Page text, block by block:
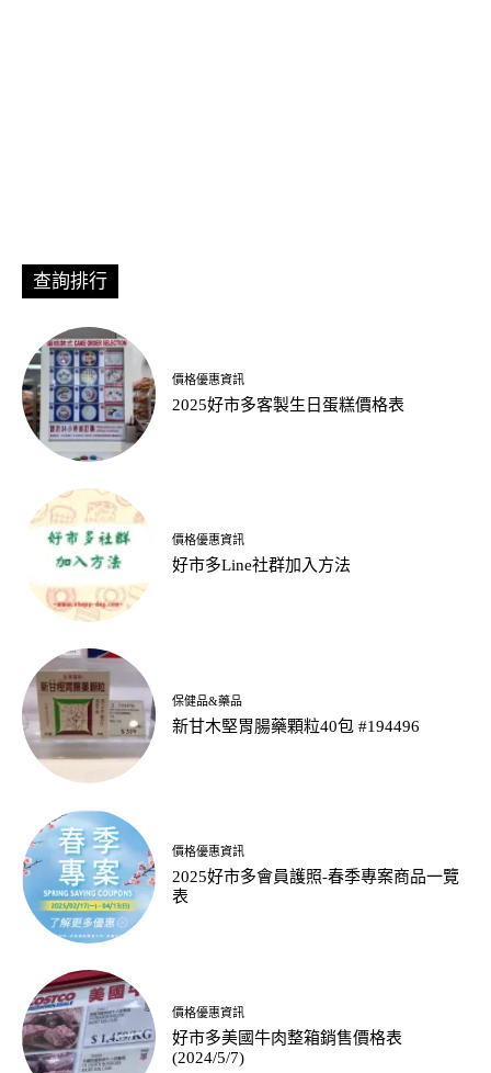
查詢排行
價格優惠資訊
2025好市多客製生日蛋糕價格表
價格優惠資訊
好市多Line社群加入方法
保健品&藥品
新甘木堅胃腸藥顆粒40包 #194496
價格優惠資訊
2025好市多會員護照-春季專案商品一覽
表
價格優惠資訊
好市多美國牛肉整箱銷售價格表
(2024/5/7)